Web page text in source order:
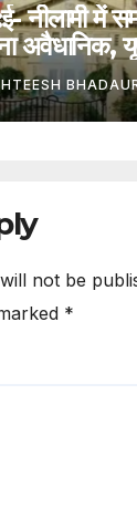
में
अवैधानिक,
Court:
auction
not be
*